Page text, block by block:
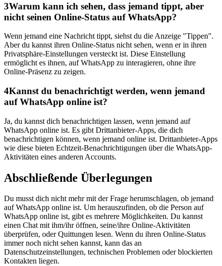
3Warum kann ich sehen, dass jemand tippt, aber
nicht seinen Online-Status auf WhatsApp?
Wenn jemand eine Nachricht tippt, siehst du die Anzeige "Tippen".
Aber du kannst ihren Online-Status nicht sehen, wenn er in ihren
Privatsphäre-Einstellungen versteckt ist. Diese Einstellung
ermöglicht es ihnen, auf WhatsApp zu interagieren, ohne ihre
Online-Präsenz zu zeigen.
4Kannst du benachrichtigt werden, wenn jemand
auf WhatsApp online ist?
Ja, du kannst dich benachrichtigen lassen, wenn jemand auf
WhatsApp online ist. Es gibt Drittanbieter-Apps, die dich
benachrichtigen können, wenn jemand online ist. Drittanbieter-Apps
wie diese bieten Echtzeit-Benachrichtigungen über die WhatsApp-
Aktivitäten eines anderen Accounts.
Abschließende Überlegungen
Du musst dich nicht mehr mit der Frage herumschlagen, ob jemand
auf WhatsApp online ist. Um herauszufinden, ob die Person auf
WhatsApp online ist, gibt es mehrere Möglichkeiten. Du kannst
einen Chat mit ihm/ihr öffnen, seine/ihre Online-Aktivitäten
überprüfen, oder Quittungen lesen. Wenn du ihren Online-Status
immer noch nicht sehen kannst, kann das an
Datenschutzeinstellungen, technischen Problemen oder blockierten
Kontakten liegen.